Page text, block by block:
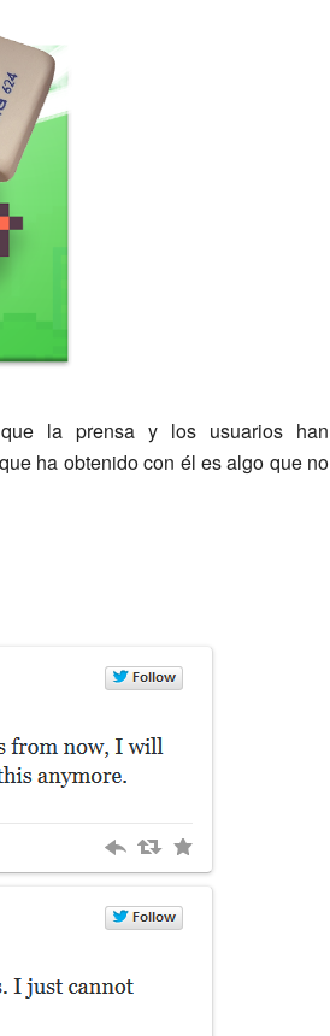
la prensa y los usuarios han
ha obtenido con él es algo que no